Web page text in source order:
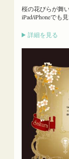
桜の花びらが舞
iPad/iPhoneでも
詳細を見る